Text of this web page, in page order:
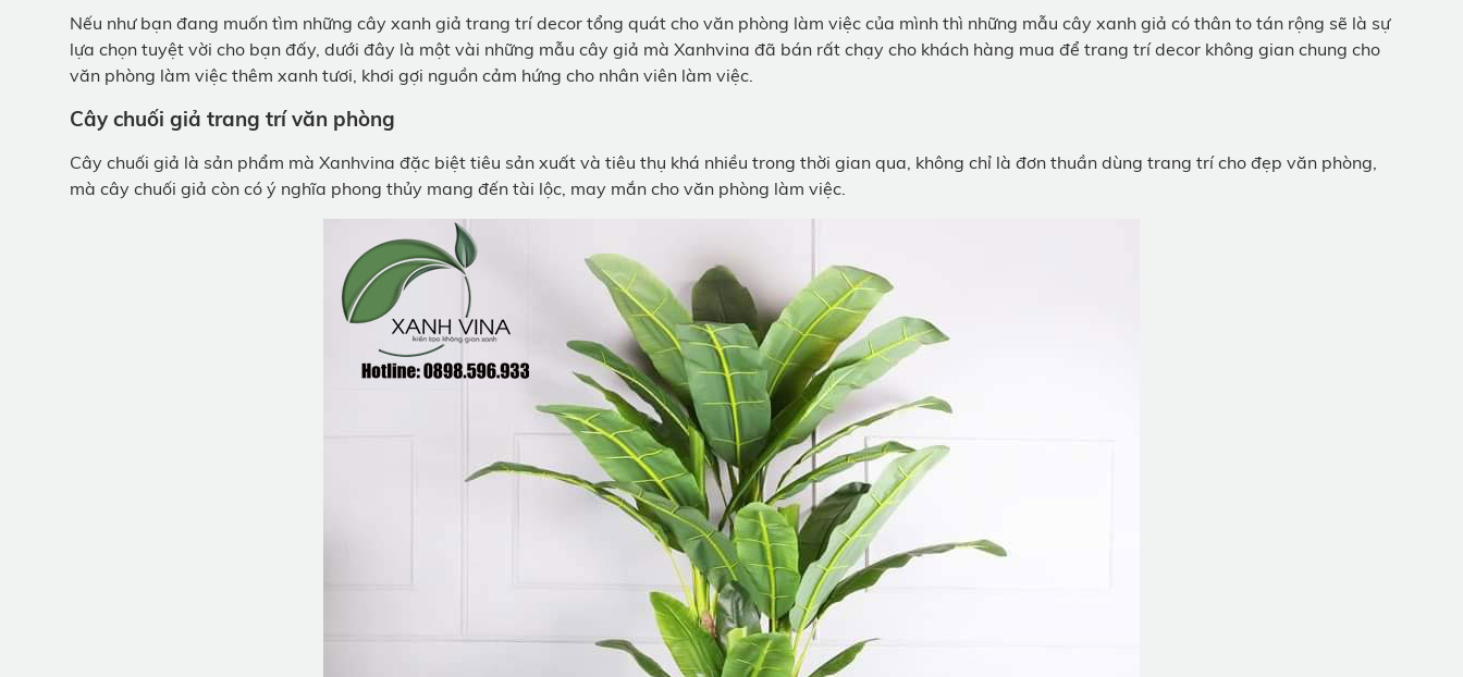
Nếu như bạn đang muốn tìm những cây xanh giả trang trí decor tổng quát cho văn phòng làm việc của mình thì những mẫu cây xanh giả có thân to tán rộng sẽ là sự
lựa chọn tuyệt vời cho bạn đấy, dưới đây là một vài những mẫu cây giả mà Xanhvina đã bán rất chạy cho khách hàng mua để trang trí decor không gian chung cho
văn phòng làm việc thêm xanh tươi, khơi gợi nguồn cảm hứng cho nhân viên làm việc.
Cây chuối giả trang trí văn phòng
Cây chuối giả là sản phẩm mà Xanhvina đặc biệt tiêu sản xuất và tiêu thụ khá nhiều trong thời gian qua, không chỉ là đơn thuần dùng trang trí cho đẹp văn phòng,
mà cây chuối giả còn có ý nghĩa phong thủy mang đến tài lộc, may mắn cho văn phòng làm việc.